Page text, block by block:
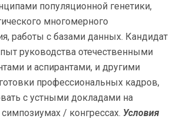
популяционной генетики,
многомерного
работы с базами данных. Кандидат
руководства отечественными
и аспирантами, и другими
профессиональных кадров,
с устными докладами на
/ конгрессах. Условия